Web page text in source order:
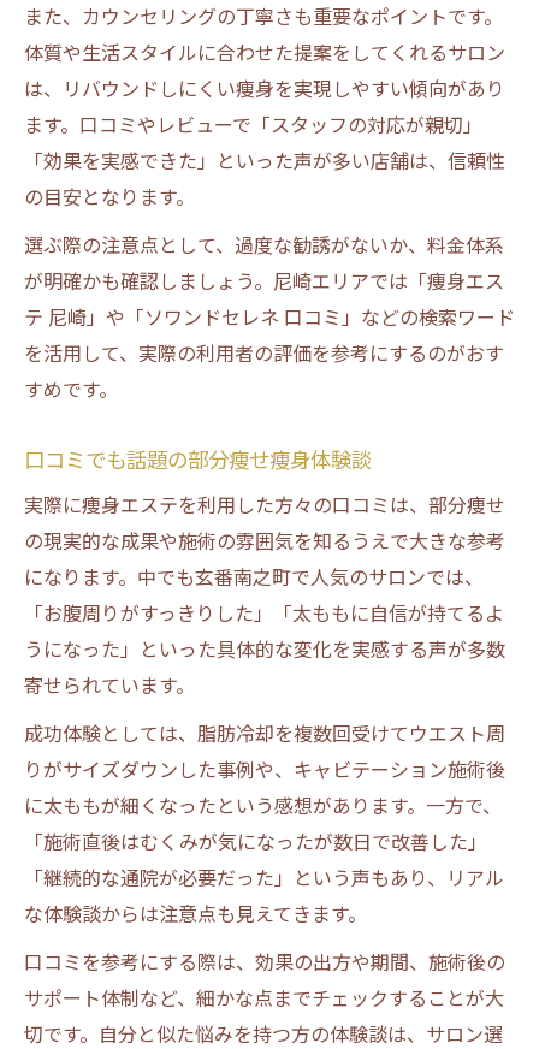
また、カウンセリングの丁寧さも重要なポイントです。
体質や生活スタイルに合わせた提案をしてくれるサロン
は、リバウンドしにくい痩身を実現しやすい傾向があり
ます。口コミやレビューで「スタッフの対応が親切」
「効果を実感できた」といった声が多い店舗は、信頼性
の目安となります。
選ぶ際の注意点として、過度な勧誘がないか、料金体系
が明確かも確認しましょう。尼崎エリアでは「痩身エス
テ 尼崎」や「ソワンドセレネ 口コミ」などの検索ワード
を活用して、実際の利用者の評価を参考にするのがおす
すめです。
口コミでも話題の部分痩せ痩身体験談
実際に痩身エステを利用した方々の口コミは、部分痩せ
の現実的な成果や施術の雰囲気を知るうえで大きな参考
になります。中でも玄番南之町で人気のサロンでは、
「お腹周りがすっきりした」「太ももに自信が持てるよ
うになった」といった具体的な変化を実感する声が多数
寄せられています。
成功体験としては、脂肪冷却を複数回受けてウエスト周
りがサイズダウンした事例や、キャビテーション施術後
に太ももが細くなったという感想があります。一方で、
「施術直後はむくみが気になったが数日で改善した」
「継続的な通院が必要だった」という声もあり、リアル
な体験談からは注意点も見えてきます。
口コミを参考にする際は、効果の出方や期間、施術後の
サポート体制など、細かな点までチェックすることが大
切です。自分と似た悩みを持つ方の体験談は、サロン選